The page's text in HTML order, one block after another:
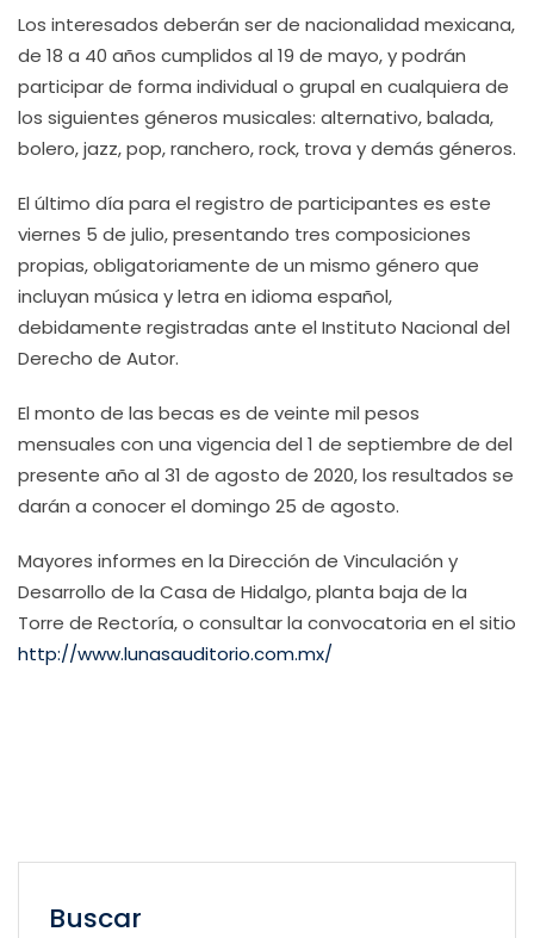
Los interesados deberán ser de nacionalidad mexicana,
de 18 a 40 años cumplidos al 19 de mayo, y podrán
participar de forma individual o grupal en cualquiera de
los siguientes géneros musicales: alternativo, balada,
bolero, jazz, pop, ranchero, rock, trova y demás géneros.
El último día para el registro de participantes es este
viernes 5 de julio, presentando tres composiciones
propias, obligatoriamente de un mismo género que
incluyan música y letra en idioma español,
debidamente registradas ante el Instituto Nacional del
Derecho de Autor.
El monto de las becas es de veinte mil pesos
mensuales con una vigencia del 1 de septiembre de del
presente año al 31 de agosto de 2020, los resultados se
darán a conocer el domingo 25 de agosto.
Mayores informes en la Dirección de Vinculación y
Desarrollo de la Casa de Hidalgo, planta baja de la
Torre de Rectoría, o consultar la convocatoria en el sitio
http://www.lunasauditorio.com.mx/
Buscar